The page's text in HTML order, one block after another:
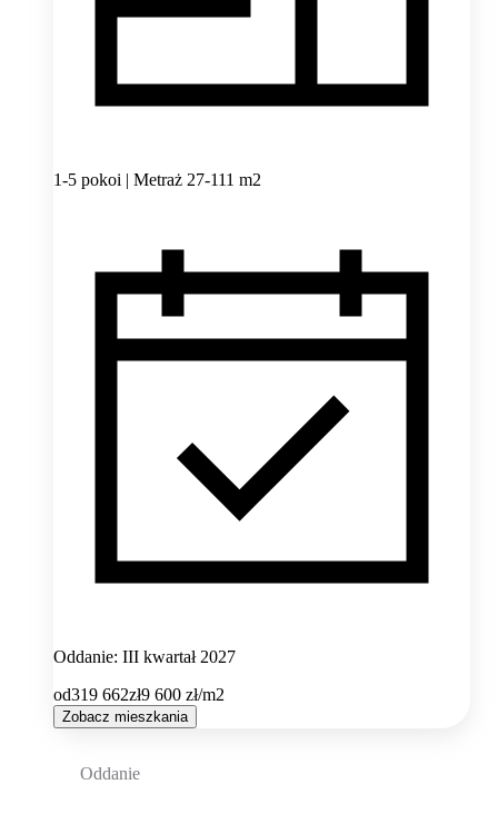
1-5 pokoi | Metraż 27-111 m2
Oddanie: III kwartał 2027
od319 662zł9 600 zł/m2
Zobacz mieszkania
Oddanie